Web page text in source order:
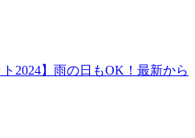
2024】雨の日もOK！最新から